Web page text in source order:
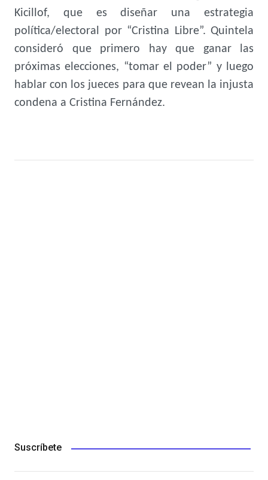
Kicillof, que es diseñar una estrategia
política/electoral por “Cristina Libre”. Quintela
consideró que primero hay que ganar las
próximas elecciones, “tomar el poder” y luego
hablar con los jueces para que revean la injusta
condena a Cristina Fernández.
Suscríbete